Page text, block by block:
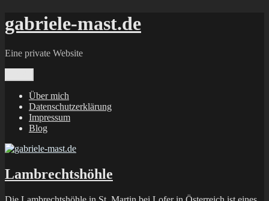
Zum
Inhalt
gabriele-mast.de
Eine private Website
Über mich
Datenschutzerklärung
Impressum
Blog
Lambrechtshöhle